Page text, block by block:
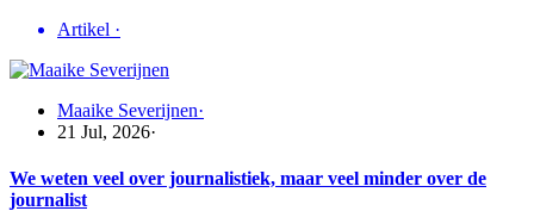
Artikel ·
Maaike Severijnen·
21 Jul, 2026·
We weten veel over journalistiek, maar veel minder over de
journalist